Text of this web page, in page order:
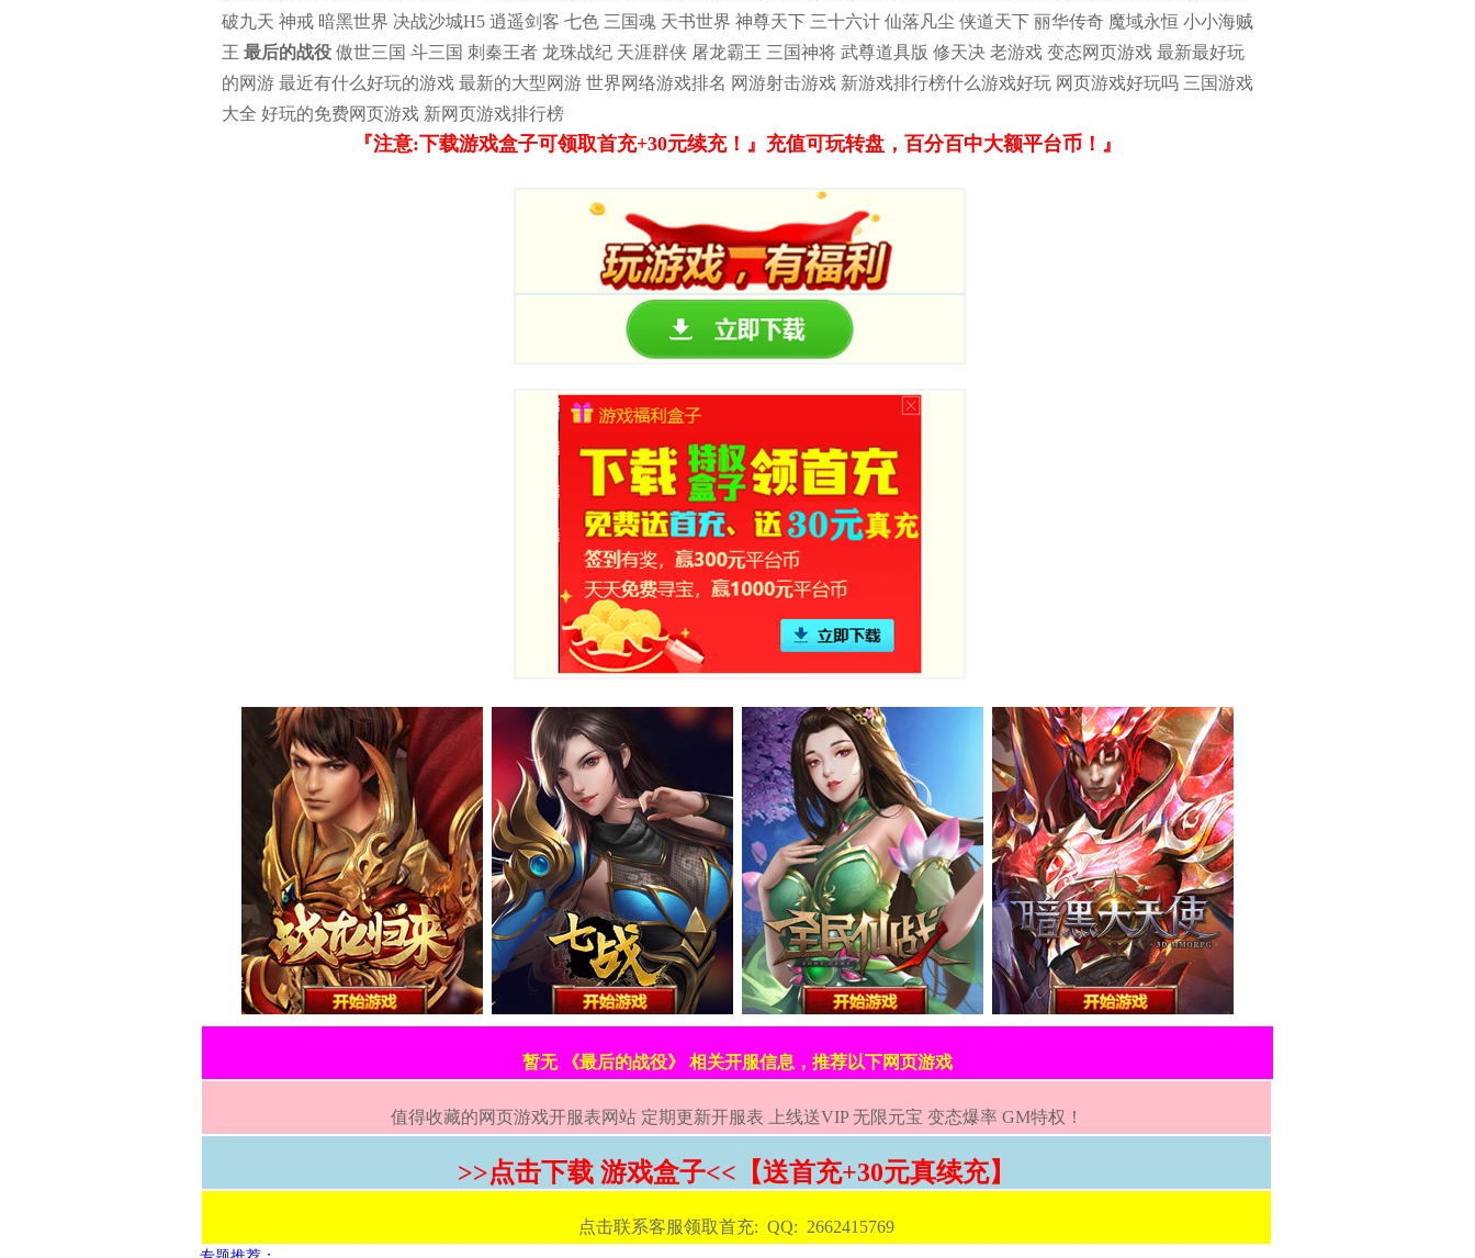
破九天 神戒 暗黑世界 决战沙城H5 逍遥剑客 七色 三国魂 天书世界 神尊天下 三十六计 仙落凡尘 侠道天下 丽华传奇 魔域永恒 小小海贼
王 最后的战役 傲世三国 斗三国 刺秦王者 龙珠战纪 天涯群侠 屠龙霸王 三国神将 武尊道具版 修天决 老游戏 变态网页游戏 最新最好玩
的网游 最近有什么好玩的游戏 最新的大型网游 世界网络游戏排名 网游射击游戏 新游戏排行榜什么游戏好玩 网页游戏好玩吗 三国游戏
大全 好玩的免费网页游戏 新网页游戏排行榜
『注意:下载游戏盒子可领取首充+30元续充！』充值可玩转盘，百分百中大额平台币！』
暂无 《最后的战役》 相关开服信息，推荐以下网页游戏
值得收藏的网页游戏开服表网站 定期更新开服表 上线送VIP 无限元宝 变态爆率 GM特权！
>>点击下载 游戏盒子<<【送首充+30元真续充】
点击联系客服领取首充: QQ: 2662415769